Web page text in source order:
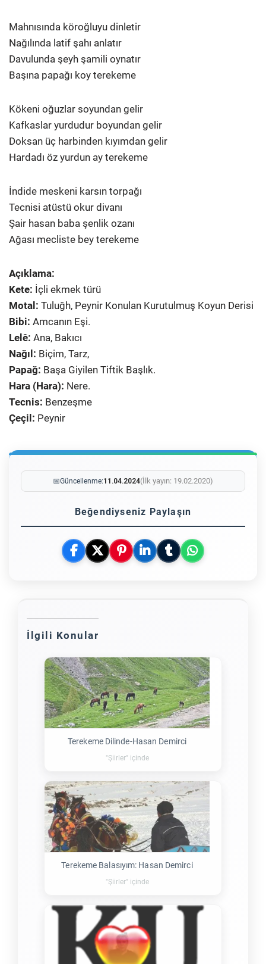
Mahnısında köroğluyu dinletir
Nağılında latif şahı anlatır
Davulunda şeyh şamili oynatır
Başına papağı koy terekeme
Kökeni oğuzlar soyundan gelir
Kafkaslar yurdudur boyundan gelir
Doksan üç harbinden kıyımdan gelir
Hardadı öz yurdun ay terekeme
İndide meskeni karsın torpağı
Tecnisi atüstü okur divanı
Şair hasan baba şenlik ozanı
Ağası mecliste bey terekeme
Açıklama:
Kete: İçli ekmek türü
Motal: Tuluğh, Peynir Konulan Kurutulmuş Koyun Derisi
Bibi: Amcanın Eşi.
Lelê: Ana, Bakıcı
Nağıl: Biçim, Tarz,
Papağ: Başa Giyilen Tiftik Başlık.
Hara (Hara): Nere.
Tecnis: Benzeşme
Çeçil: Peynir
📅Güncellenme:11.04.2024(İlk yayın: 19.02.2020)
Beğendiyseniz Paylaşın
İlgili Konular
Terekeme Dilinde-Hasan Demirci
"Şiirler" içinde
Terekeme Balasıyım: Hasan Demirci
"Şiirler" içinde